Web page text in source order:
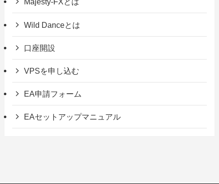
Wild Danceとは
口座開設
VPSを申し込む
EA申請フォーム
EAセットアップマニュアル